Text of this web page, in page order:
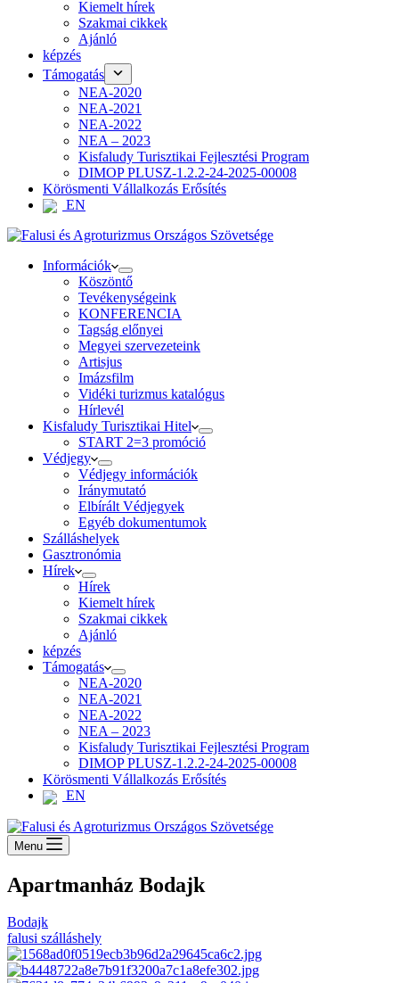
Kiemelt hírek
Szakmai cikkek
Ajánló
képzés
Támogatás
NEA-2020
NEA-2021
NEA-2022
NEA – 2023
Kisfaludy Turisztikai Fejlesztési Program
DIMOP PLUSZ-1.2.2-24-2025-00008
Körösmenti Vállalkozás Erősítés
EN
Információk
Köszöntő
Tevékenységeink
KONFERENCIA
Tagság előnyei
Megyei szervezeteink
Artisjus
Imázsfilm
Vidéki turizmus katalógus
Hírlevél
Kisfaludy Turisztikai Hitel
START 2=3 promóció
Védjegy
Védjegy információk
Iránymutató
Elbírált Védjegyek
Egyéb dokumentumok
Szálláshelyek
Gasztronómia
Hírek
Hírek
Kiemelt hírek
Szakmai cikkek
Ajánló
képzés
Támogatás
NEA-2020
NEA-2021
NEA-2022
NEA – 2023
Kisfaludy Turisztikai Fejlesztési Program
DIMOP PLUSZ-1.2.2-24-2025-00008
Körösmenti Vállalkozás Erősítés
EN
Menu
Apartmanház Bodajk
Bodajk
falusi szálláshely